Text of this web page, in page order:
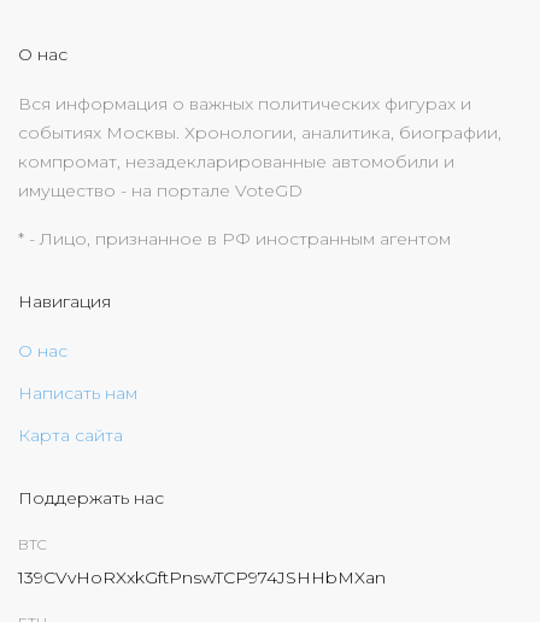
О нас
Вся информация о важных политических фигурах и
событиях Москвы. Хронологии, аналитика, биографии,
компромат, незадекларированные автомобили и
имущество - на портале VoteGD
* - Лицо, признанное в РФ иностранным агентом
Навигация
О нас
Написать нам
Карта сайта
Поддержать нас
BTC
139CVvHoRXxkGftPnswTCP974JSHHbMXan